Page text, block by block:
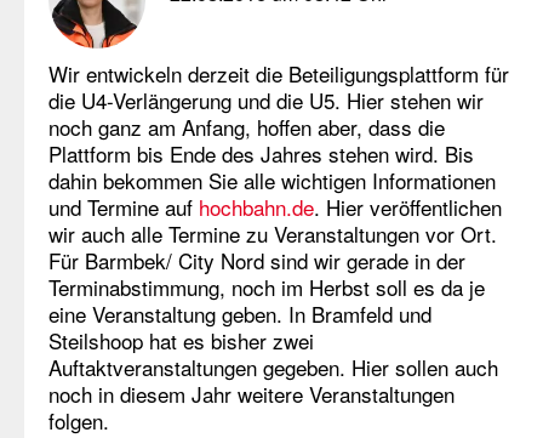
Wir entwickeln derzeit die Beteiligungsplattform für
die U4-Verlängerung und die U5. Hier stehen wir
noch ganz am Anfang, hoffen aber, dass die
Plattform bis Ende des Jahres stehen wird. Bis
dahin bekommen Sie alle wichtigen Informationen
und Termine auf hochbahn.de. Hier veröffentlichen
wir auch alle Termine zu Veranstaltungen vor Ort.
Für Barmbek/ City Nord sind wir gerade in der
Terminabstimmung, noch im Herbst soll es da je
eine Veranstaltung geben. In Bramfeld und
Steilshoop hat es bisher zwei
Auftaktveranstaltungen gegeben. Hier sollen auch
noch in diesem Jahr weitere Veranstaltungen
folgen.